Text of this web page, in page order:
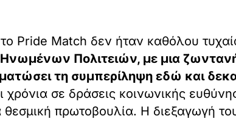
Pride Match δεν ήταν καθόλου
Πολιτειών, με μια
τη συμπερίληψη εδώ και
σε δράσεις κοινωνικής
θεσμική πρωτοβουλία. Η διεξαγωγή